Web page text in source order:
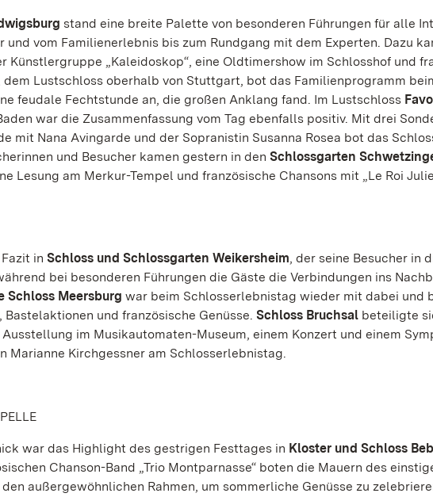
stand eine breite Palette von besonderen Führungen für alle
und vom Familienerlebnis bis zum Rundgang mit dem Experten. Dazu
Künstlergruppe „Kaleidoskop“, eine Oldtimershow im Schlosshof und
dem Lustschloss oberhalb von Stuttgart, bot das Familienprogramm
feudale Fechtstunde an, die großen Anklang fand. Im Lustschloss
war die Zusammenfassung vom Tag ebenfalls positiv. Mit drei
mit Nana Avingarde und der Sopranistin Susanna Rosea bot das
und Besucher kamen gestern in den Schlossgarten
Lesung am Merkur-Tempel und französische Chansons mit „Le Roi
in Schloss und Schlossgarten Weikersheim, der seine Besucher in
bei besonderen Führungen die Gäste die Verbindungen ins
Schloss Meersburg war beim Schlosserlebnistag wieder mit dabei und
Bastelaktionen und französische Genüsse. Schloss Bruchsal beteiligte
im Musikautomaten-Museum, einem Konzert und einem
Marianne Kirchgessner am Schlosserlebnistag.
war das Highlight des gestrigen Festtages in Kloster und Schloss
Chanson-Band „Trio Montparnasse“ boten die Mauern des
außergewöhnlichen Rahmen, um sommerliche Genüsse zu